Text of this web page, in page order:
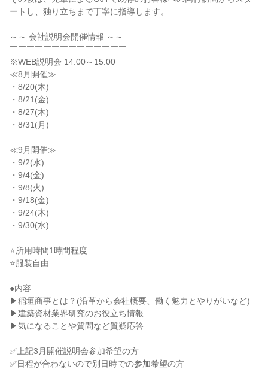
ートし、独り立ちまで丁寧に指導します。
～～ 会社説明会開催情報 ～～
￣￣￣￣￣￣￣￣￣￣￣￣￣￣
※WEB説明会 14:00～15:00
≪8月開催≫
・8/20(木)
・8/21(金)
・8/27(木)
・8/31(月)
≪9月開催≫
・9/2(水)
・9/4(金)
・9/8(火)
・9/18(金)
・9/24(木)
・9/30(水)
⭐所用時間1時間程度
⭐服装自由
●内容
▶稲垣商事とは？(沿革から会社概要、働く魅力とやりがいなど)
▶建築資材業界研究のお役立ち情報
▶気になることや質問など質疑応答
✅上記3月開催説明会参加希望の方
✅日程が合わないので別日時での参加希望の方